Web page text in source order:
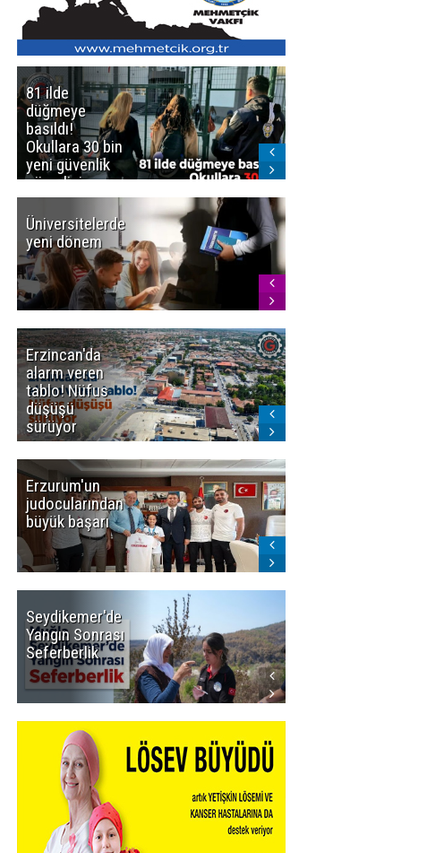
81 ilde
düğmeye
basıldı!
Okullara 30 bin
yeni güvenlik
görevlisi
Üniversitelerde
yeni dönem
Erzincan'da
alarm veren
tablo! Nüfus
düşüşü
sürüyor
Erzurum'un
judocularından
büyük başarı
Seydikemer'de
Yangın Sonrası
Seferberlik